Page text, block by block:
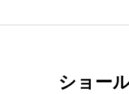
ショー